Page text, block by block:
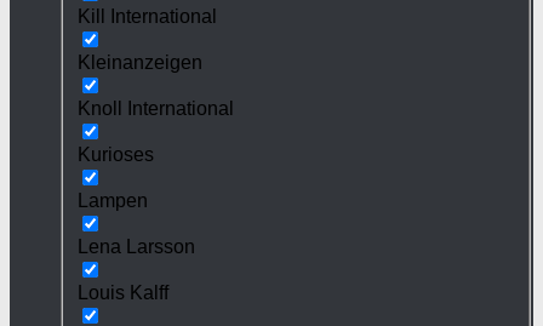
Kill International
Kleinanzeigen
Knoll International
Kurioses
Lampen
Lena Larsson
Louis Kalff